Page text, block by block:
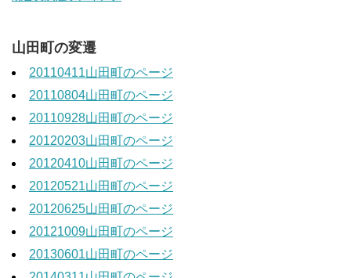
山田町の変遷
20110411山田町のページ
20110804山田町のページ
20110928山田町のページ
20120203山田町のページ
20120410山田町のページ
20120521山田町のページ
20120625山田町のページ
20121009山田町のページ
20130601山田町のページ